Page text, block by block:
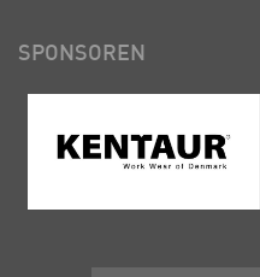
SPONSOREN